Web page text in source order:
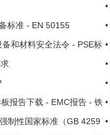
•
标准 - EN 50155 •
和材料安全法令 - PSE标 •
•
•
报告下载 - EMC报告 - 铁 •
制性国家标准（GB 4259 •